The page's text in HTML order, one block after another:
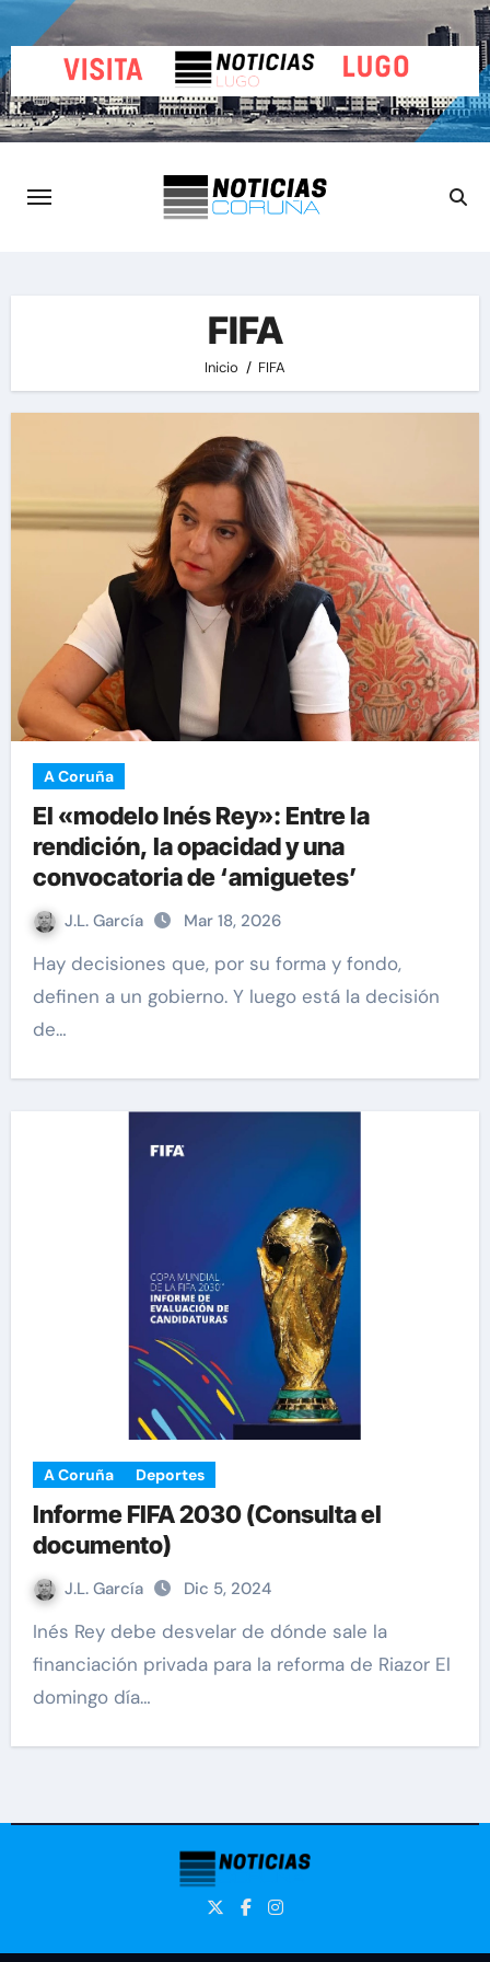
al
contenido
FIFA
Inicio FIFA
A Coruña
El «modelo Inés Rey»: Entre la
rendición, la opacidad y una
convocatoria de ‘amiguetes’
J.L. García Mar 18, 2026
Hay decisiones que, por su forma y fondo,
definen a un gobierno. Y luego está la decisión
de…
A Coruña Deportes
Informe FIFA 2030 (Consulta el
documento)
J.L. García Dic 5, 2024
Inés Rey debe desvelar de dónde sale la
financiación privada para la reforma de Riazor El
domingo día…